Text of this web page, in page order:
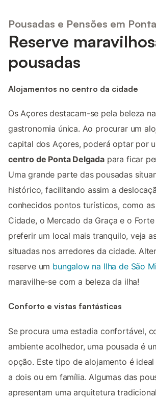
Pousadas e Pensões em
Reserve
pousadas
Alojamentos no centro da cidade
Os Açores destacam-se pela beleza
gastronomia única. Ao procurar um
capital dos Açores, poderá optar por
centro de Ponta Delgadapara ficar
Uma grande parte das pousadas
histórico, facilitando assim a
conhecidos pontos turísticos, como
Cidade, o Mercado da Graça e o Forte
preferir um local mais tranquilo, veja
situadas nos arredores da cidade.
reserve um bungalow na Ilha de São
maravilhe-se com a beleza da ilha!
Conforto e vistas fantásticas
Se procura uma estadia confortável,
ambiente acolhedor, uma pousada é
opção. Este tipo de alojamento é
a dois ou em família. Algumas das
apresentam uma arquitetura